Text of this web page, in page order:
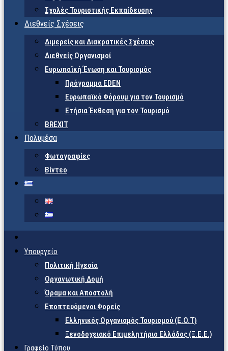
Σχολές Τουριστικής Εκπαίδευσης
Διεθνείς Σχέσεις
Διμερείς και Διακρατικές Σχέσεις
Διεθνείς Οργανισμοί
Ευρωπαϊκή Ένωση και Τουρισμός
Πρόγραμμα EDEN
Ευρωπαϊκό Φόρουμ για τον Τουρισμό
Ετήσια Έκθεση για τον Τουρισμό
BREXIT
Πολυμέσα
Φωτογραφίες
Βίντεο
Υπουργείο
Πολιτική Ηγεσία
Οργανωτική Δομή
Όραμα και Αποστολή
Εποπτευόμενοι Φορείς
Eλληνικός Οργανισμός Τουρισμού (Ε.Ο.Τ)
Ξενοδοχειακό Επιμελητήριο Ελλάδος (Ξ.Ε.Ε.)
Γραφείο Τύπου